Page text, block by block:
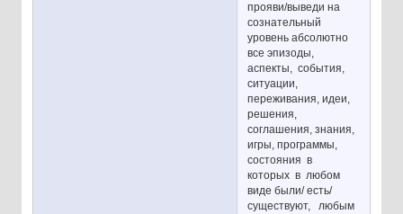
прояви/выведи на
сознательный
уровень абсолютно
все эпизоды,
аспекты, события,
ситуации,
переживания, идеи,
решения,
соглашения, знания,
игры, программы,
состояния в
которых в любом
виде были/ есть/
существуют, любым